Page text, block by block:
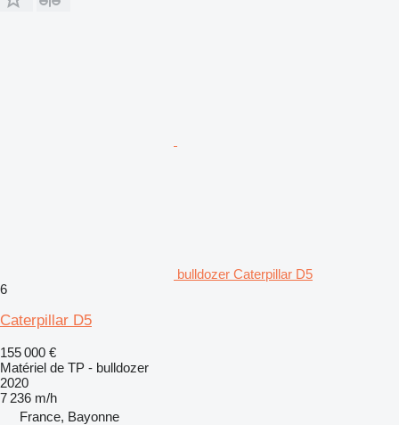
bulldozer Caterpillar D5
6
Caterpillar D5
155 000 €
Matériel de TP - bulldozer
2020
7 236 m/h
France, Bayonne